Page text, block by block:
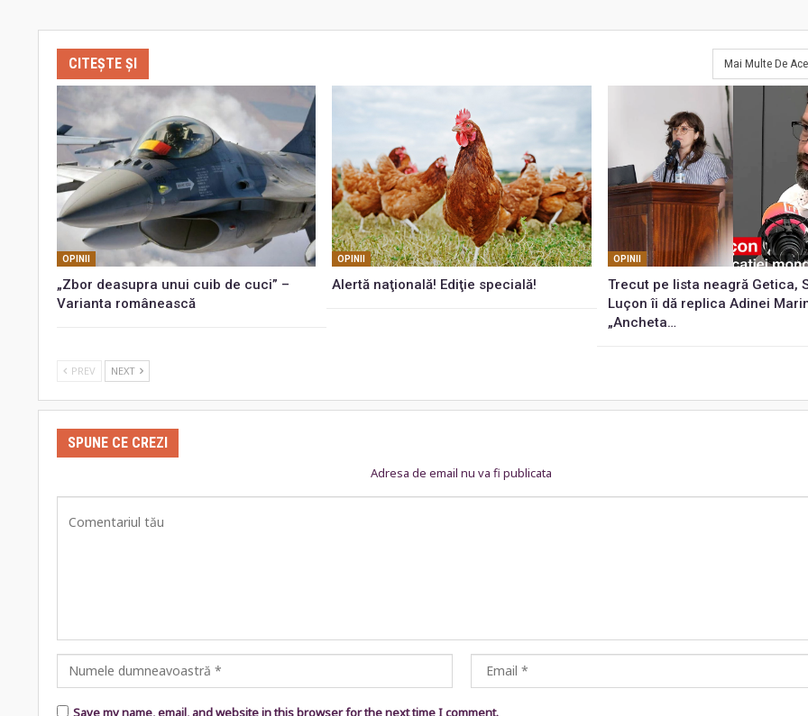
CITEȘTE ȘI Mai Multe De
OPINII
„Zbor deasupra unui cuib de cuci” –
Varianta românească
OPINII
Alertă naţională! Ediţie specială!
OPINII
Trecut pe lista neagră Getica,
Luçon îi dă replica Adinei
„Ancheta…
PREV NEXT
SPUNE CE CREZI
Adresa de email nu va fi publicata
Save my name, email, and website in this browser for the next time I comment.